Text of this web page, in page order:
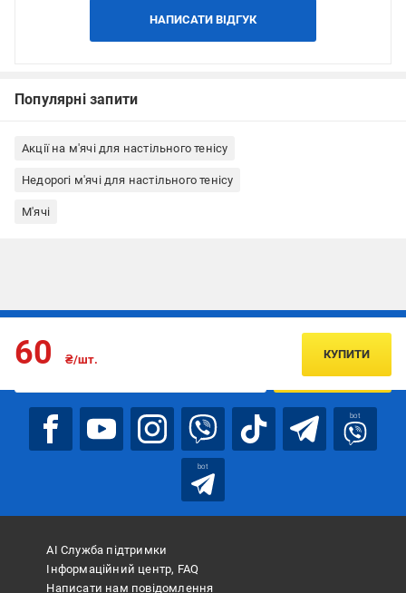
НАПИСАТИ ВІДГУК
Популярні запити
Акції на м'ячі для настільного тенісу
Недорогі м'ячі для настільного тенісу
М'ячі
60 ₴/шт. КУПИТИ
Підписуйтесь, щоб дізнаватись першим про акції та пропозиції
ПІДПИСАТИСЯ
bot
bot
АІ Служба підтримки
Інформаційний центр, FAQ
Написати нам повідомлення